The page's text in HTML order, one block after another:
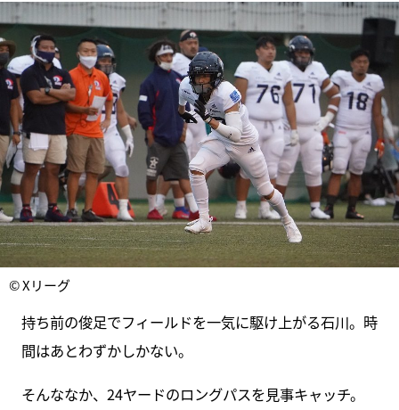
© Xリーグ
持ち前の俊足でフィールドを一気に駆け上がる石川。時
間はあとわずかしかない。
そんななか、24ヤードのロングパスを見事キャッチ。